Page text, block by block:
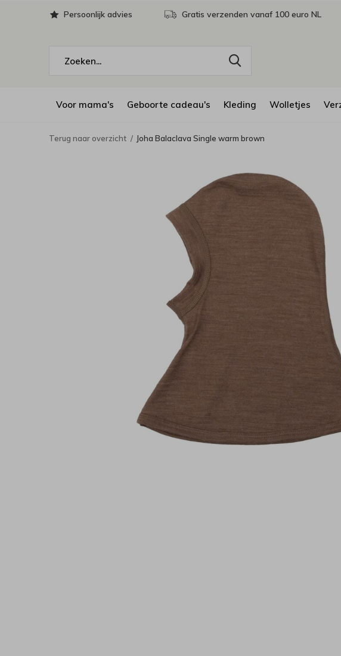
Voor mama's Geboorte cadeau's Kleding Wolletjes
Persoonlijk advies Gratis verzenden vanaf 100 euro NL
Terug naar overzicht Joha Balaclava Single warm brown